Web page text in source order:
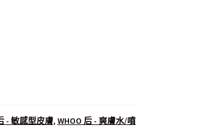
- 敏感型皮膚, WHOO 后 - 爽膚水/噴